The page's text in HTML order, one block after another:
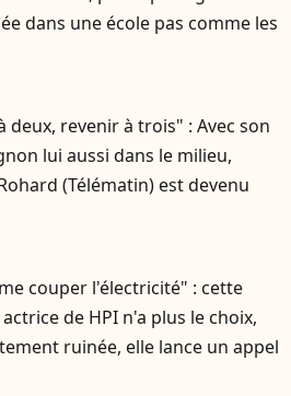
dans une école pas comme les
deux, revenir à trois" : Avec son
lui aussi dans le milieu,
(Télématin) est devenu
couper l'électricité" : cette
de HPI n'a plus le choix,
ruinée, elle lance un appel